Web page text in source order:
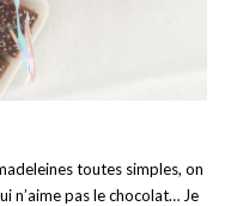
toutes simples, on
n’aime pas le chocolat… Je